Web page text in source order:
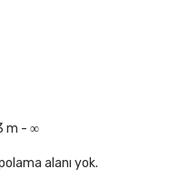
m - ∞
alanı yok.